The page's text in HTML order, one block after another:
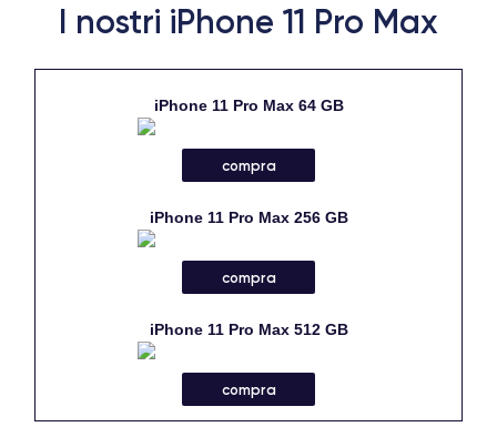
I nostri iPhone 11 Pro Max
iPhone 11 Pro Max 64 GB
compra
iPhone 11 Pro Max 256 GB
compra
iPhone 11 Pro Max 512 GB
compra